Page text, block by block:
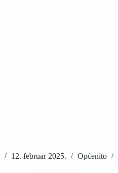
12. februar 2025. Općenito